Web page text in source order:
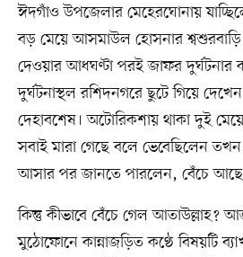
ঈদগাঁও উপজেলার মেহেরঘোনায়
বড় মেয়ে আসমাউল হোসনার
দেওয়ার আধঘণ্টা পরই জাফর দুর্ঘটনার
দুর্ঘটনাস্থল রশিদনগরে ছুটে গিয়ে
দেহাবশেষ। অটোরিকশায় থাকা দুই
সবাই মারা গেছে বলে ভেবেছিলেন
আসার পর জানতে পারলেন, বেঁচে আছে
কিন্তু কীভাবে বেঁচে গেল আতাউল্লাহ?
মুঠোফোনে কান্নাজড়িত কণ্ঠে বিষয়টি